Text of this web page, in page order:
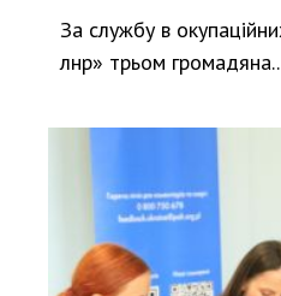
За службу в
лнр» трьом